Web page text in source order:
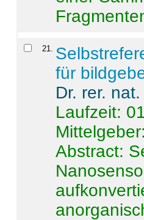
21
für
Dr. rer.
Laufzeit:
Abstract: